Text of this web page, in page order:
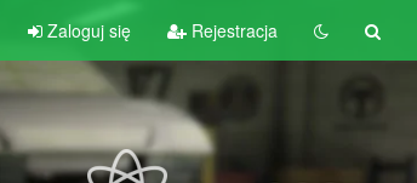
Zaloguj się Rejestracja